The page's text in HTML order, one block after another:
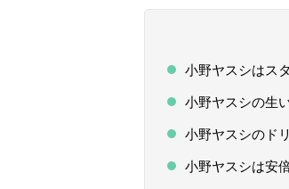
小野ヤスシはス
小野ヤスシの生
小野ヤスシのド
小野ヤスシは安